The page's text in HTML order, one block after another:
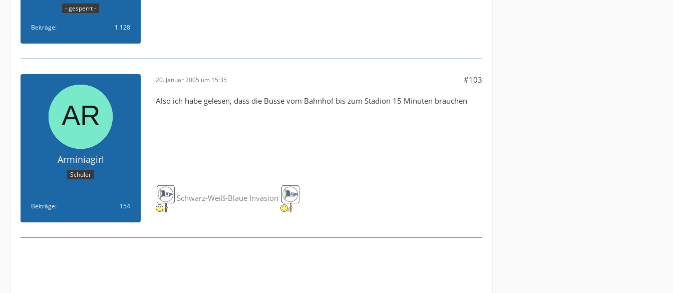
- gesperrt -
Beiträge 1.128
Arminiagirl
Schüler
Beiträge 154
20. Januar 2005 um 15:35 #103
Also ich habe gelesen, dass die Busse vom Bahnhof bis zum Stadion 15 Minuten brauchen
Schwarz-Weiß-Blaue Invasion